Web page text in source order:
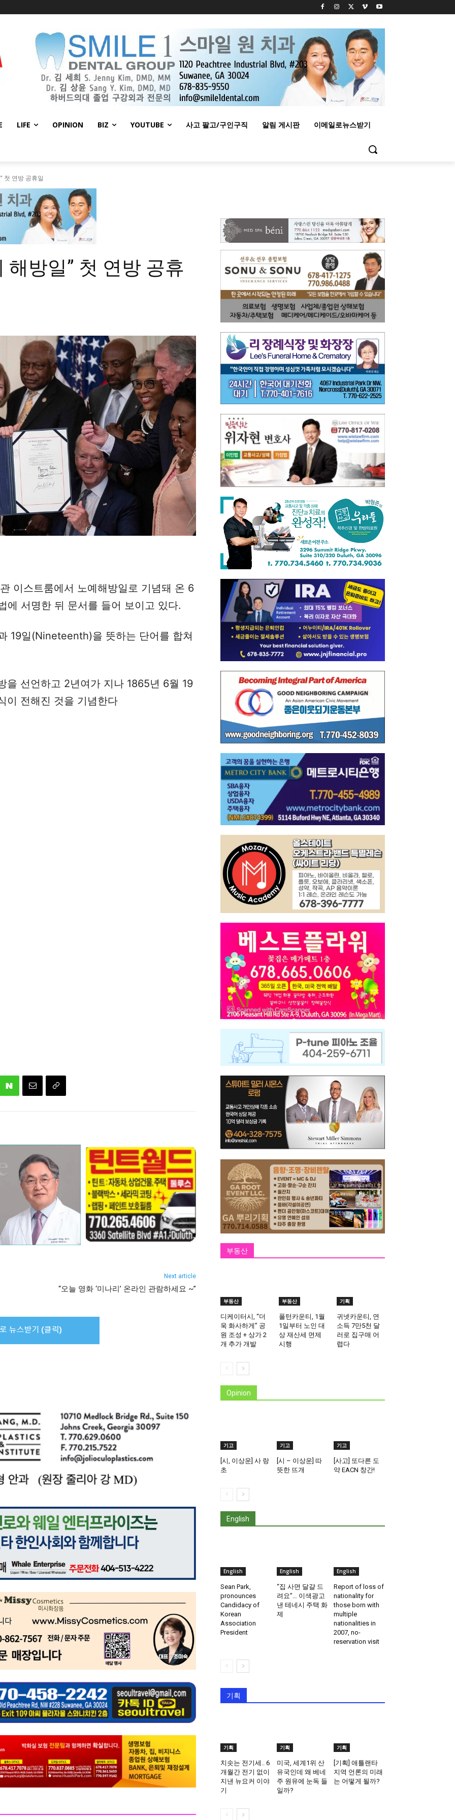
LIFE OPINION BIZ YOUTUBE 사고 팔고/구인구직 알림 게시판 이메일로뉴스받기
첫 연방 공휴일
해방일” 첫 연방 공휴
이스트룸에서 노예해방일로 기념돼 온 6
에 서명한 뒤 문서를 들어 보이고 있다.
19일(Nineteenth)을 뜻하는 단어를 합쳐
을 선언하고 2년여가 지나 1865년 6월 19
이 전해진 것을 기념한다
Next article
“오늘 영화 ‘미나리’ 온라인 관람하세요 ~”
부동산
부동산
디케이터시, “더
욱 화사하게” 공
원 조성 + 상가 2
개 추가 개발
부동산
풀턴카운티, 1월
1일부터 노인 대
상 재산세 면제
시행
기획
귀넷카운티, 연
소득 7만5천 달
러로 집구매 어
렵다
Opinion
기고
[시, 이상운] 사 랑
초
기고
[시 – 이상운] 따
뜻한 뜨개
기고
[사고] 또다른 도
약 EACN 창간!
English
English
Sean Park,
pronounces
Candidacy of
Korean
Association
President
English
“집 사면 달걀 드
려요”… 이색광고
낸 테네시 주택 화
제
English
Report of loss of
nationality for
those born with
multiple
nationalities in
2007, no-
reservation visit
기획
기획
치솟는 전기세.. 6
개월간 전기 없이
지낸 뉴요커 이야
기
기획
미국, 세계1위 산
유국인데 왜 베네
주 원유에 눈독 들
일까?
기획
[기획] 애틀랜타
지역 언론의 미래
는 어떻게 될까?